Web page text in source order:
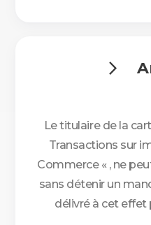

Le titulaire de la
Transactions sur
Commerce « , ne
sans détenir un
délivré à cet effet